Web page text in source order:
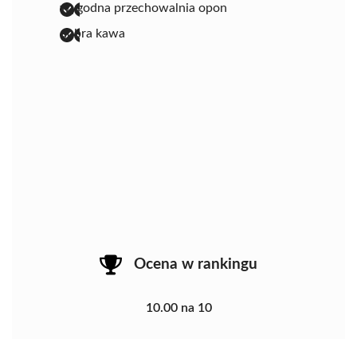
wygodna przechowalnia opon
dobra kawa
Ocena w rankingu
10.00 na 10